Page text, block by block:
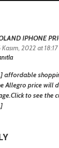
IPHONE
Kasım, 2022 at 18:17
affordable
Allegro price will
to see the